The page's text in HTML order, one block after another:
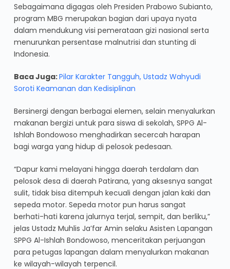
Sebagaimana digagas oleh Presiden Prabowo Subianto,
program MBG merupakan bagian dari upaya nyata
dalam mendukung visi pemerataan gizi nasional serta
menurunkan persentase malnutrisi dan stunting di
Indonesia.
Baca Juga:Pilar Karakter Tangguh, Ustadz Wahyudi
Soroti Keamanan dan Kedisiplinan
Bersinergi dengan berbagai elemen, selain menyalurkan
makanan bergizi untuk para siswa di sekolah, SPPG Al-
Ishlah Bondowoso menghadirkan secercah harapan
bagi warga yang hidup di pelosok pedesaan.
“Dapur kami melayani hingga daerah terdalam dan
pelosok desa di daerah Patirana, yang aksesnya sangat
sulit, tidak bisa ditempuh kecuali dengan jalan kaki dan
sepeda motor. Sepeda motor pun harus sangat
berhati-hati karena jalurnya terjal, sempit, dan berliku,”
jelas Ustadz Muhlis Ja’far Amin selaku Asisten Lapangan
SPPG Al-Ishlah Bondowoso, menceritakan perjuangan
para petugas lapangan dalam menyalurkan makanan
ke wilayah-wilayah terpencil.